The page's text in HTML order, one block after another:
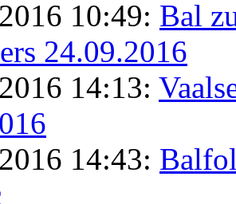
10:49: Bal
24.09.2016
14:13:
14:43: